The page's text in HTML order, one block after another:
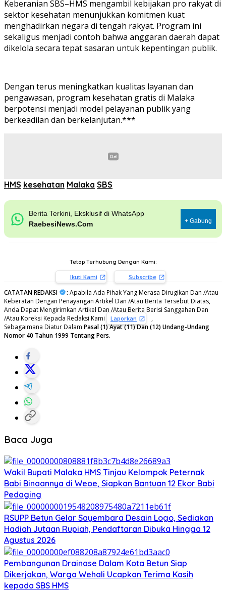
Keberanian SBS–HMS mengambil kebijakan pro rakyat di
sektor kesehatan menunjukkan komitmen kuat
menghadirkan negara di tengah rakyat. Program ini
sekaligus menjadi contoh bahwa anggaran daerah dapat
dikelola secara tepat sasaran untuk kepentingan publik.
Dengan terus meningkatkan kualitas layanan dan
pengawasan, program kesehatan gratis di Malaka
berpotensi menjadi model pelayanan publik yang
berkeadilan dan berkelanjutan.***
HMS kesehatan Malaka SBS
Berita Terkini, Eksklusif di WhatsApp
RaebesiNews.Com
+ Gabung
Tetap Terhubung Dengan Kami:
Ikuti Kami Subscribe
CATATAN REDAKSI : Apabila Ada Pihak Yang Merasa Dirugikan Dan /Atau
Keberatan Dengan Penayangan Artikel Dan /Atau Berita Tersebut Diatas,
Anda Dapat Mengirimkan Artikel Dan /Atau Berita Berisi Sanggahan Dan
/Atau Koreksi Kepada Redaksi Kami
Laporkan
,
Sebagaimana Diatur Dalam Pasal (1) Ayat (11) Dan (12) Undang-Undang
Nomor 40 Tahun 1999 Tentang Pers.
Baca Juga
Wakil Bupati Malaka HMS Tinjau Kelompok Peternak
Babi Binaannya di Weoe, Siapkan Bantuan 12 Ekor Babi
Pedaging
RSUPP Betun Gelar Sayembara Desain Logo, Sediakan
Hadiah Jutaan Rupiah, Pendaftaran Dibuka Hingga 12
Agustus 2026
Pembangunan Drainase Dalam Kota Betun Siap
Dikerjakan, Warga Wehali Ucapkan Terima Kasih
kepada SBS HMS